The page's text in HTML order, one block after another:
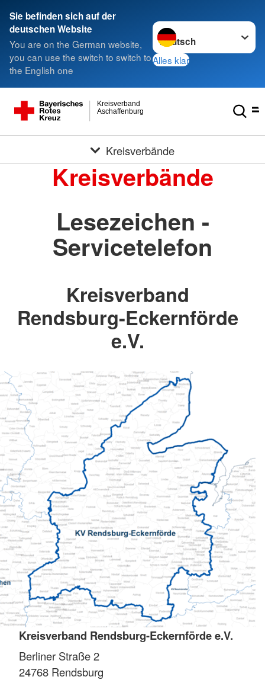
Sie befinden sich auf der
deutschen Website
You are on the German website,
you can use the switch to switch to
the English one
Sprache wechseln zu
Alles klar
Aschaffenburg
Kreisverband
Kreisverbände
Kreisverbände
Lesezeichen -
Servicetelefon
Kreisverband
Rendsburg-Eckernförde
e.V.
Kreisverband Rendsburg-Eckernförde e.V.
Berliner Straße 2
24768 Rendsburg